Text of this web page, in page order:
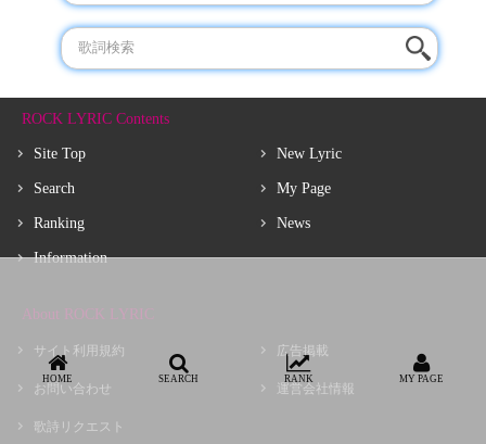
ROCK LYRIC Contents
Site Top
Search
Ranking
Information
New Lyric
My Page
News
About ROCK LYRIC
サイト利用規約
お問い合わせ
歌詩リクエスト
広告掲載
運営会社情報
HOME SEARCH RANK MY PAGE